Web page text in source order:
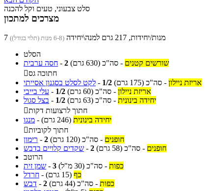
סלט צבעוני, טעים וקל להכנה
מצרכים למתכון
7 מנות/יחידות, 217 גרם למנה\יחידה (6-8 מנות (תלוי בגודל))
הסלט
חסה ערבית - 2 שורשים קטנים - סה"כ (630 גרם)
חתוכה גס
לקט לסלט בסגנון אסייתי - 1/2 אריזת ניילון - סה"כ (175 גרם)
עלי בייבי - 1/2 אריזת ניילון - סה"כ (60 גרם)
בצל סגול - 1/2 יחידה בינונית - סה"כ (63 גרם)
חתוך לרצועות דקות
מנגו - יחידה בינונית (246 גרם)
חתוך לקוביות
רימון - 2 חופנים - סה"כ (120 גרם)
שקדים קלויים בדבש - 2 חופנים - סה"כ (58 גרם)
הרוטב
שמן זית - 3 כפות - סה"כ (30 מ"ל)
חרדל - כף (15 גרם)
דבש - 2 כפות - סה"כ (44 גרם)